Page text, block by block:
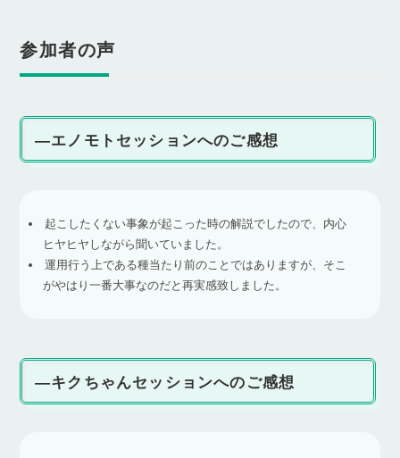
参加者の声
―エノモトセッションへのご感想
起こしたくない事象が起こった時の解説でしたので、内心
ヒヤヒヤしながら聞いていました。
運用行う上である種当たり前のことではありますが、そこ
がやはり一番大事なのだと再実感致しました。
―キクちゃんセッションへのご感想